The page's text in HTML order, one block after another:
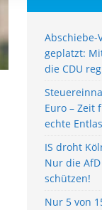
Abschiebe-
geplatzt:
die CDU
Euro – Zeit
echte
IS droht
Nur die
schützen!
Nur 5 von